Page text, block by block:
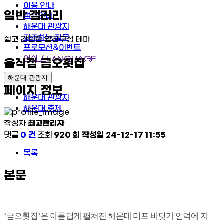
이용 안내
객실안내
해운대 관광지
자주하는 질문
프로모션&이벤트
언어 / LANGUAGE
해운대 관광지
해운대 관광지
해운대 축제
일반 갤러리
쉽고 간단한 알찬구성 테마
음식점 금오횟집
페이지 정보
작성자 최고관리자
댓글 0 건 조회 920 회 작성일 24-12-17 11:55
목록
본문
‘금오횟집’은 아름답게 펼쳐진 해운대 미포 바닷가 언덕에 자